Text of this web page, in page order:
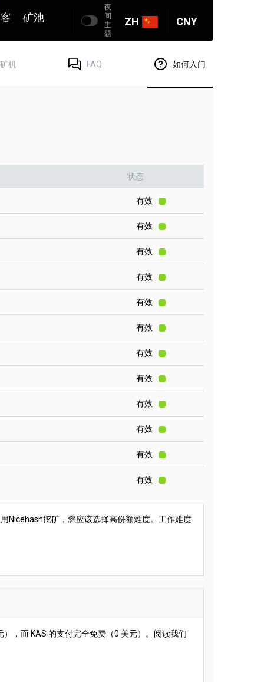
ZH CNY
矿池
夜
间
主
题
机 FAQ 如何入门
状态
有效
有效
有效
有效
有效
有效
有效
有效
有效
有效
有效
有效
Nicehash挖矿，您应该选择高份额难度。工作难度
，而 KAS 的支付完全免费（0 美元）。阅读我们